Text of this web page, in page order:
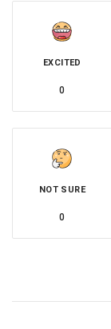
EXCITED
0
NOT SURE
0